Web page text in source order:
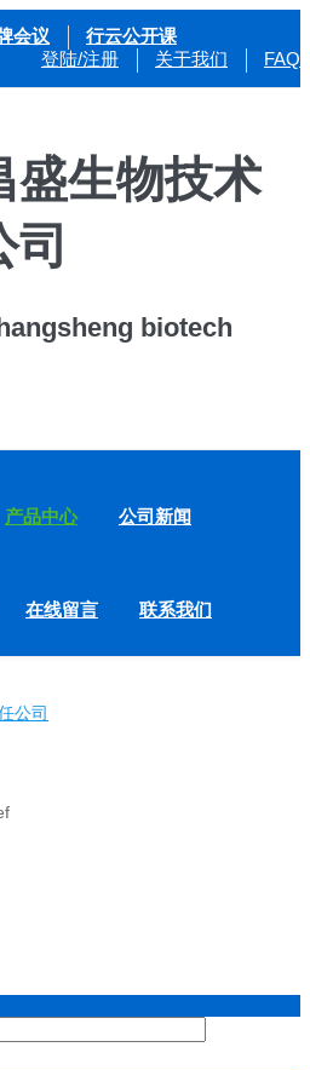
会议
行云公开课
登陆/注册
关于我们 FAQ
盛生物技术
biotech
产品中心 公司新闻
在线留言 联系我们
公司